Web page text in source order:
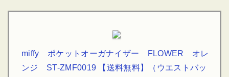
miffy ポケットオーガナイザー FLOWER オレ
ンジ ST-ZMF0019 【送料無料】（ウエストバッ